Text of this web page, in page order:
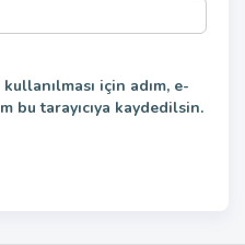
için adım, e-
bu tarayıcıya kaydedilsin.